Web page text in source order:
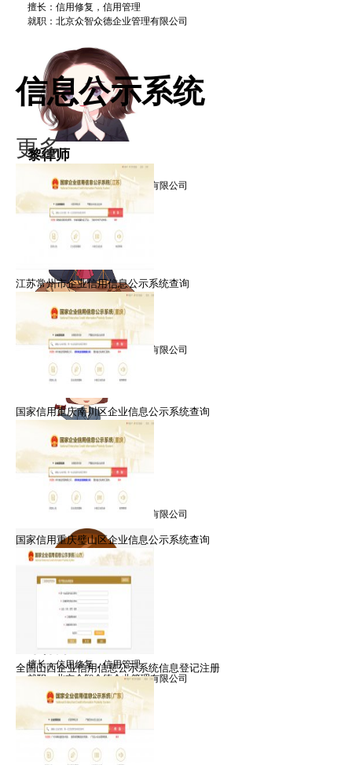
擅长：信用修复，信用管理
就职：北京众智众德企业管理有限公司
黎律师
擅长：信用修复，信用管理
就职：北京众智众德企业管理有限公司
禹律师
擅长：信用修复，信用管理
就职：北京众智众德企业管理有限公司
郑律师
擅长：信用修复，信用管理
就职：北京众智众德企业管理有限公司
朱律师
擅长：信用修复，信用管理
就职：北京众智众德企业管理有限公司
信息公示系统
更多·
江苏常州市企业信用信息公示系统查询
国家信用重庆南川区企业信息公示系统查询
国家信用重庆璧山区企业信息公示系统查询
全国山西企业信用信息公示系统信息登记注册